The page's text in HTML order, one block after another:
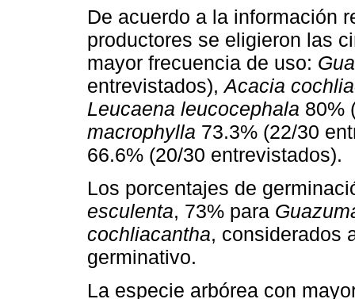
De acuerdo a la información
productores se eligieron las
mayor frecuencia de uso:
entrevistados),Acacia
Leucaena leucocephala 80%
macrophylla 73.3% (22/30
66.6% (20/30 entrevistados).
Los porcentajes de
esculenta, 73% para
cochliacantha, considerados
germinativo.
La especie arbórea con